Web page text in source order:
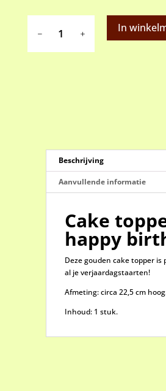
topper
In
Beschrijving
Aanvullende informatie
Cake
happy
Deze gouden cake topper is
al je verjaardagstaarten!
Afmeting: circa 22,5 cm
Inhoud: 1 stuk.